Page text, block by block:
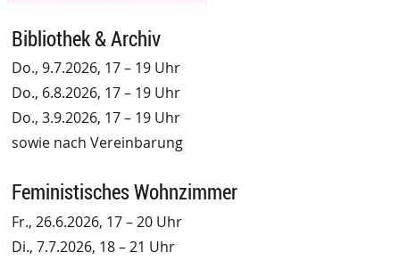
Bibliothek & Archiv
Do., 9.7.2026, 17 – 19 Uhr
Do., 6.8.2026, 17 – 19 Uhr
Do., 3.9.2026, 17 – 19 Uhr
sowie nach Vereinbarung
Feministisches Wohnzimmer
Fr., 26.6.2026, 17 – 20 Uhr
Di., 7.7.2026, 18 – 21 Uhr